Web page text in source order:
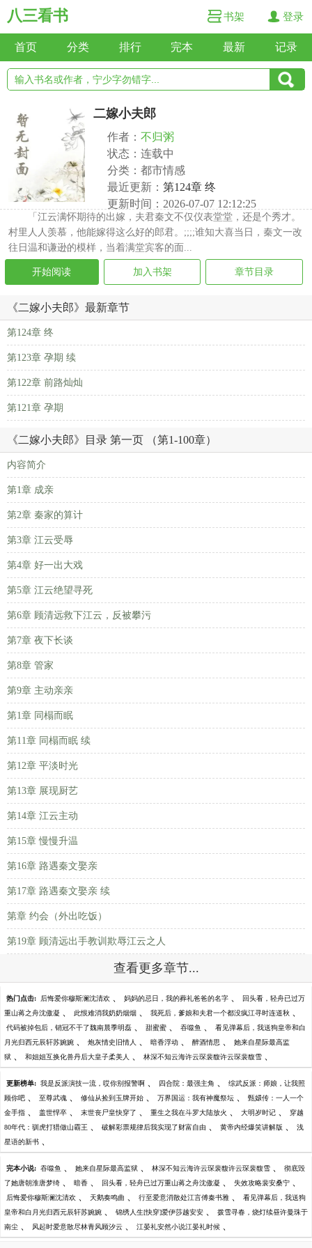
八三看书 书架 登录
首页 分类 排行 完本 最新 记录
二嫁小夫郎
作者： 不归粥
状态：连载中
分类：都市情感
最近更新： 第124章 终
更新时间：2026-07-07 12:12:25
「江云满怀期待的出嫁，夫君秦文不仅仪表堂堂，还是个秀才。
村里人人羡慕，他能嫁得这么好的郎君。;;;;谁知大喜当日，秦文一改
往日温和谦逊的模样，当着满堂宾客的面...
开始阅读 加入书架 章节目录
《二嫁小夫郎》最新章节
第124章 终
第123章 孕期 续
第122章 前路灿灿
第121章 孕期
《二嫁小夫郎》目录 第一页 （第1-100章）
内容简介
第1章 成亲
第2章 秦家的算计
第3章 江云受辱
第4章 好一出大戏
第5章 江云绝望寻死
第6章 顾清远救下江云，反被攀污
第7章 夜下长谈
第8章 管家
第9章 主动亲亲
第1章 同榻而眠
第11章 同榻而眠 续
第12章 平淡时光
第13章 展现厨艺
第14章 江云主动
第15章 慢慢升温
第16章 路遇秦文娶亲
第17章 路遇秦文娶亲 续
第章 约会（外出吃饭）
第19章 顾清远出手教训欺辱江云之人
查看更多章节...
热门点击: 后悔爱你穆斯澜沈清欢 、 妈妈的忌日，我的葬礼爸爸的名字 、 回头看，轻舟已过万
重山蒋之舟沈傲凝 、 此恨难消我奶奶烟烟 、 我死后，爹娘和夫君一个都没疯江寻时连道秋 、
代码被掉包后，销冠不干了魏南晨季明磊 、 甜蜜蜜 、 吞噬鱼 、 看见弹幕后，我送狗皇帝和白
月光归西元辰轩苏婉婉 、 炮灰情史旧情人 、 暗香浮动 、 醉酒情思 、 她来自星际最高监
狱 、 和姐姐互换化兽丹后大皇子柔美人 、 林深不知云海许云琛裴馥许云琛裴馥雪 、
更新榜单: 我是反派演技一流，哎你别报警啊 、 四合院：最强主角 、 综武反派：师娘，让我照
顾你吧 、 至尊武魂 、 修仙从捡到玉牌开始 、 万界国运：我有神魔祭坛 、 甄嬛传：一人一个
金手指 、 盖世悍卒 、 末世丧尸皇快穿了 、 重生之我在斗罗大陆放火 、 大明岁时记 、 穿越
80年代：驯虎打猎做山霸王 、 破解彩票规律后我实现了财富自由 、 黄帝内经爆笑讲解版 、 浅
星语的新书 、
完本小说: 吞噬鱼 、 她来自星际最高监狱 、 林深不知云海许云琛裴馥许云琛裴馥雪 、 彻底毁
了她唐朝淮唐梦绮 、 暗香 、 回头看，轻舟已过万重山蒋之舟沈傲凝 、 失效攻略裴安桑宁 、
后悔爱你穆斯澜沈清欢 、 天鹅奏鸣曲 、 行至爱意消散处江言傅秦书雅 、 看见弹幕后，我送狗
皇帝和白月光归西元辰轩苏婉婉 、 锦绣人生[快穿]爱伊莎越安安 、 拨雪寻春，烧灯续昼许曼珠于
南尘 、 风起时爱意散尽林青风顾汐云 、 江晏礼安然小说江晏礼时候 、